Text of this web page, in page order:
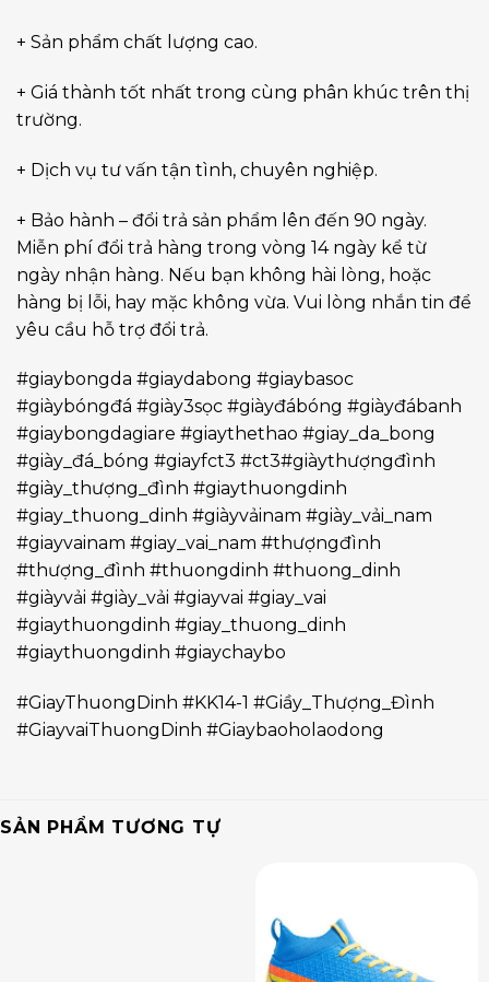
+ Sản phẩm chất lượng cao.
+ Giá thành tốt nhất trong cùng phân khúc trên thị
trường.
+ Dịch vụ tư vấn tận tình, chuyên nghiệp.
+ Bảo hành – đổi trả sản phẩm lên đến 90 ngày.
Miễn phí đổi trả hàng trong vòng 14 ngày kể từ
ngày nhận hàng. Nếu bạn không hài lòng, hoặc
hàng bị lỗi, hay mặc không vừa. Vui lòng nhắn tin để
yêu cầu hỗ trợ đổi trả.
#giaybongda #giaydabong #giaybasoc
#giàybóngđá #giày3sọc #giàyđábóng #giàyđábanh
#giaybongdagiare #giaythethao #giay_da_bong
#giày_đá_bóng #giayfct3 #ct3#giàythượngđình
#giày_thượng_đình #giaythuongdinh
#giay_thuong_dinh #giàyvảinam #giày_vải_nam
#giayvainam #giay_vai_nam #thượngđình
#thượng_đình #thuongdinh #thuong_dinh
#giàyvải #giày_vải #giayvai #giay_vai
#giaythuongdinh #giay_thuong_dinh
#giaythuongdinh #giaychaybo
#GiayThuongDinh #KK14-1 #Giầy_Thượng_Đình
#GiayvaiThuongDinh #Giaybaoholaodong
SẢN PHẨM TƯƠNG TỰ